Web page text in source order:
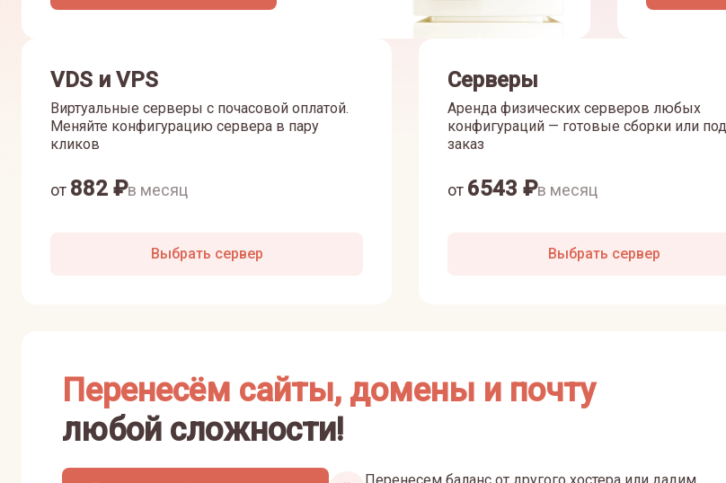
VDS и VPS
Виртуальные серверы с почасовой оплатой.
Меняйте конфигурацию сервера в пару
кликов
от 882 ₽в месяц
Выбрать сервер
Серверы
Аренда физических серверов любых
конфигураций — готовые сборки или под
заказ
от 6543 ₽в месяц
Выбрать сервер
Перенесём сайты, домены и почту
любой сложности!